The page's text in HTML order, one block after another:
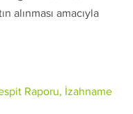
alınması amacıyla
Raporu, İzahname